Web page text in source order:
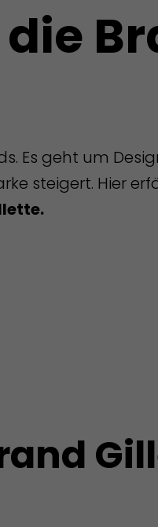
Es geht um
steigert. Hier
.